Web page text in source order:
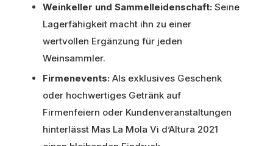
Weinkeller und Sammelleidenschaft: Seine
Lagerfähigkeit macht ihn zu einer
wertvollen Ergänzung für jeden
Weinsammler.
Firmenevents: Als exklusives Geschenk
oder hochwertiges Getränk auf
Firmenfeiern oder Kundenveranstaltungen
hinterlässt Mas La Mola Vi d’Altura 2021